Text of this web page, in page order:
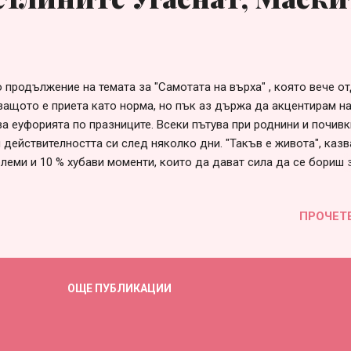
на темата за "Самотата на върха" , която вече
е приета като норма, но пък аз държа да акцентирам
еуфорията по празниците. Всеки пътува при роднини и
си след няколко дни. "Такъв е живота",
и 10 % хубави моменти, които да дават сила да се бориш
неестествено да се опитвам да контролирам събития, хора,
Защото общото между тях е, че заслепяват и се играят
хвалейки се как могат да правят всичко, което поискат
ОЩЕ ПУБЛИКАЦИИ